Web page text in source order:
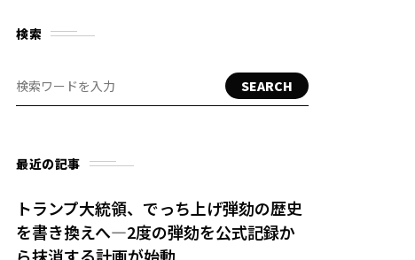
検索
SEARCH
最近の記事
トランプ大統領、でっち上げ弾劾の歴史
を書き換えへ—2度の弾劾を公式記録か